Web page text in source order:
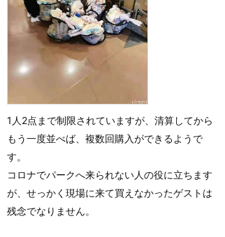
1人2点まで制限されていますが、清算してから
もう一度並べば、複数回購入ができるようで
す。
コロナでパークへ来られない人の役に立ちます
が、せっかく現場に来て買えなかったゲストは
残念でなりません。